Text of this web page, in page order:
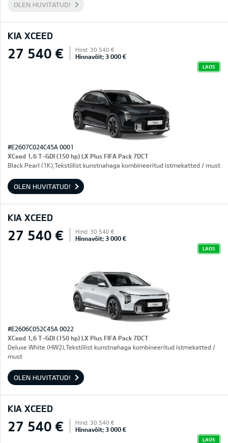
OLEN HUVITATUD!
KIA XCEED
27 540 € Hind: 30 540 €
Hinnavõit: 3 000 €
LAOS
#E2607C024C45A 0001
XCeed 1,6 T-GDI (150 hp) LX Plus FIFA Pack 7DCT
Black Pearl (1K),Tekstiilist kunstnahaga kombineeritud istmekatted / must
OLEN HUVITATUD!
KIA XCEED
27 540 € Hind: 30 540 €
Hinnavõit: 3 000 €
LAOS
#E2606C052C45A 0022
XCeed 1,6 T-GDI (150 hp) LX Plus FIFA Pack 7DCT
Deluxe White (HW2),Tekstiilist kunstnahaga kombineeritud istmekatted /
must
OLEN HUVITATUD!
KIA XCEED
27 540 € Hind: 30 540 €
Hinnavõit: 3 000 €
LAOS